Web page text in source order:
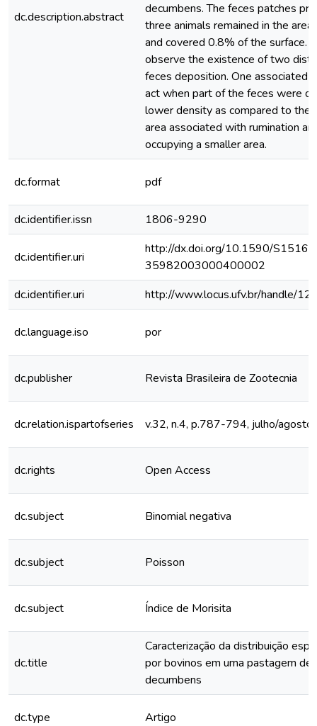
dc.description.abstract
decumbens. The feces patches
three animals remained in the
and covered 0.8% of the surface.
observe the existence of two
feces deposition. One associated
act when part of the feces were
lower density as compared to the
area associated with rumination
occupying a smaller area.
dc.format pdf
dc.identifier.issn 1806-9290
dc.identifier.uri
http://dx.doi.org/10.1590/S1516-
35982003000400002
dc.identifier.uri
http://www.locus.ufv.br/handle/
dc.language.iso por
dc.publisher Revista Brasileira de Zootecnia
dc.relation.ispartofseries v.32, n.4, p.787-794, julho/
dc.rights Open Access
dc.subject Binomial negativa
dc.subject Poisson
dc.subject Índice de Morisita
dc.title
Caracterização da distribuição
por bovinos em uma pastagem de
decumbens
dc.type Artigo